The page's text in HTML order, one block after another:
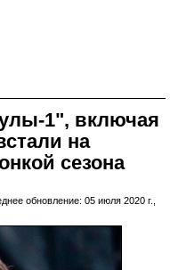
1", включая
на
сезона
обновление: 05 июля 2020 г.,